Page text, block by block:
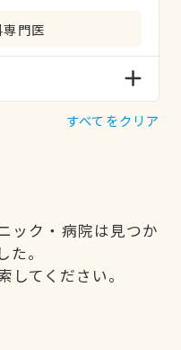
門医
すべてをクリア
ック・病院は見つか
た。
てください。